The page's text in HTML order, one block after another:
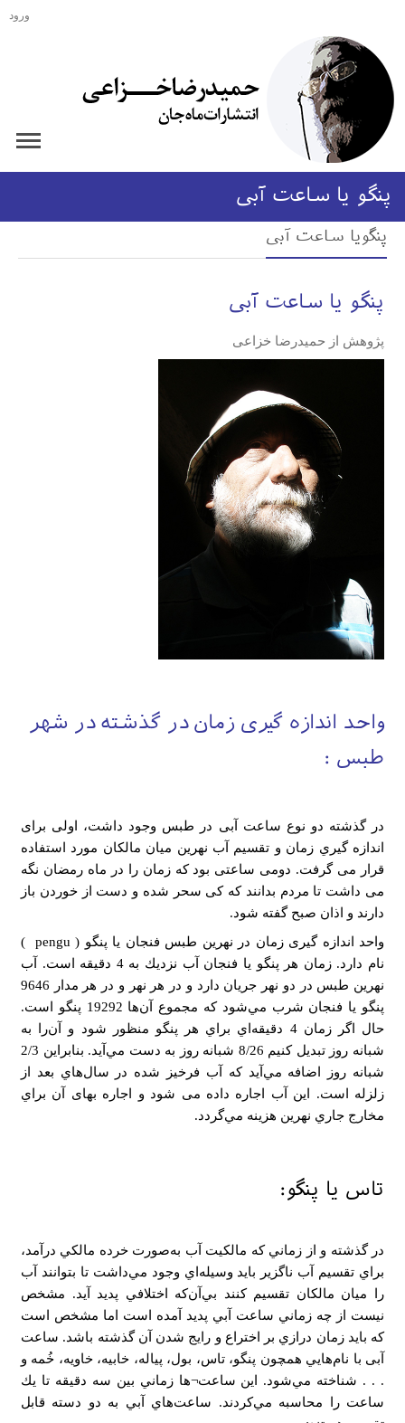
ورود
پنگو یا ساعت آبی
پنگویا ساعت آبی
پنگو یا ساعت آبی
پژوهش از حمیدرضا خزاعی
واحد اندازه گیری زمان در گذشته در شهر
طبس :
در گذشته دو نوع ساعت آبی در طبس وجود داشت، اولی برای
اندازه گيري زمان و تقسیم آب نهرین میان مالکان مورد استفاده
قرار می گرفت. دومی ساعتی بود که زمان را در ماه رمضان نگه
می داشت تا مردم بدانند که کی سحر شده و دست از خوردن باز
دارند و اذان صبح گفته شود.
واحد اندازه گیری زمان در نهرين طبس فنجان يا پنگو ( pengu )
نام دارد. زمان هر پنگو يا فنجان آب نزديك به 4 دقيقه است. آب
نهرین طبس در دو نهر جريان دارد و در هر نهر و در هر مدار 9646
پنگو يا فنجان شرب مي‌شود كه مجموع آن‌ها 19292 پنگو است.
حال اگر زمان 4 دقيقه‌اي براي هر پنگو منظور شود و آن‌را به
شبانه روز تبديل كنيم 8/26 شبانه روز به دست مي‌آيد. بنابراين 2/3
شبانه روز اضافه مي‌آيد كه آب فرخيز شده در سال‌هاي بعد از
زلزله است. این آب اجاره داده می شود و اجاره بهای آن براي
مخارج جاري نهرين هزينه مي‌گردد.
تاس یا پنگو:
در گذشته و از زماني كه مالكيت آب به‌صورت خرده مالكي درآمد،
براي تقسيم آب ناگزير بايد وسيله‌اي وجود مي‌داشت تا بتوانند آب
را ميان مالكان تقسيم كنند بي‌آن‌كه اختلافي پديد آيد. مشخص
نيست از چه زماني ساعت آبي پديد آمده است اما مشخص است
كه بايد زمان درازي بر اختراع و رايج شدن آن گذشته باشد. ساعت
آبی با نام‌هايي همچون پنگو، تاس، بول، پياله، خابيه، خاويه، خُمه و
. . . شناخته مي‌شود. این ساعت¬ها زماني بين سه دقيقه تا يك
ساعت را محاسبه مي‌كردند. ساعت‌هاي آبي به دو دسته قابل